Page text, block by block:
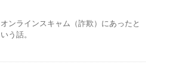
オンラインスキャム（詐欺）にあったと
いう話。